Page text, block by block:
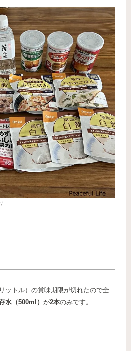
ットル）の賞味期限が切れたので全
水（500ml） が2本のみです。